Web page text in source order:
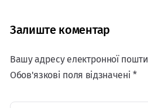
Залиште коментар
Вашу адресу електронної
Обов'язкові поля відзначені *